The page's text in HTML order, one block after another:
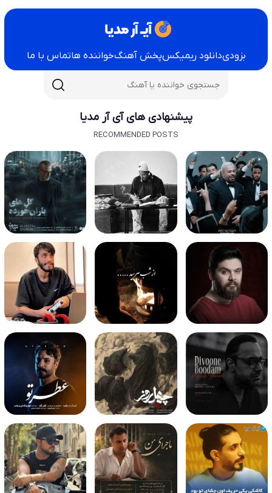
بزودیدانلود ریمیکسپخش آهنگخواننده هاتماس با ما
پیشنهادی های آی آر مدیا
RECOMMENDED POSTS